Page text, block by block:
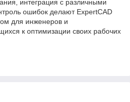
интеграция с различными
ошибок делают ExpertCAD
для инженеров и
к оптимизации своих рабочих